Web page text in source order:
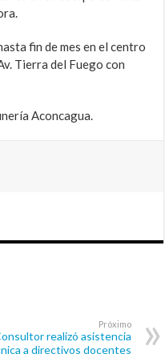
fin de mes en el centro
Tierra del Fuego con
Aconcagua.
Próximo
realizó asistencia
a directivos docentes